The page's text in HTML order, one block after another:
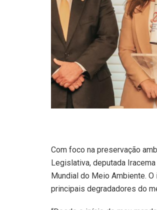
Com foco na preservação
Legislativa, deputada
Mundial do Meio Ambiente.
principais degradadores do